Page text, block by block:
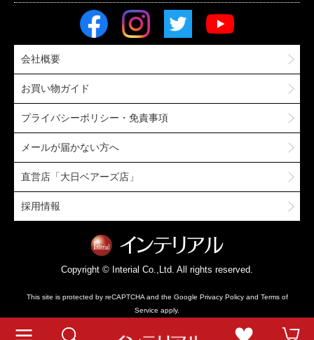
会社概要
お買い物ガイド
プライバシーポリシー・免責事項
メールが届かない方へ
直営店「大日ベアーズ店」
採用情報
Copyright © Interial Co.,Ltd. All rights reserved.
This site is protected by reCAPTCHA and the Google Privacy Policyand Terms of
Service apply.